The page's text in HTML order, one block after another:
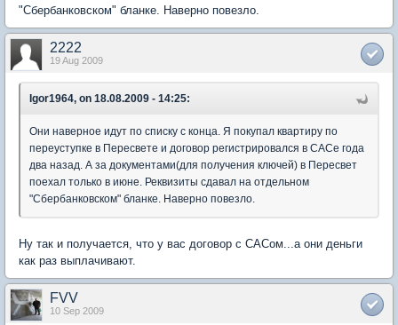
"Сбербанковском" бланке. Наверно повезло.
2222
19 Aug 2009
Igor1964, on 18.08.2009 - 14:25:
Они наверное идут по списку с конца. Я покупал квартиру по
переуступке в Пересвете и договор регистрировался в САСе года
два назад. А за документами(для получения ключей) в Пересвет
поехал только в июне. Реквизиты сдавал на отдельном
"Сбербанковском" бланке. Наверно повезло.
Ну так и получается, что у вас договор с САСом...а они деньги
как раз выплачивают.
FVV
10 Sep 2009